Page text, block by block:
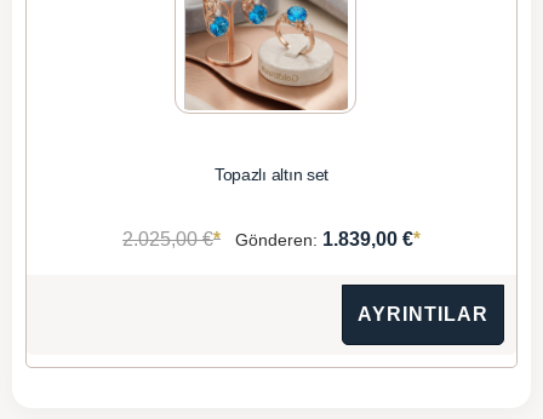
Topazlı altın set
2.025,00 €* Gönderen: 1.839,00 €*
AYRINTILAR